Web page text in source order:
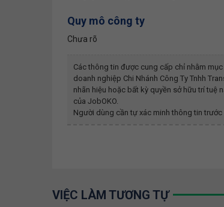
Quy mô công ty
Chưa rõ
Các thông tin được cung cấp chỉ nhằm
doanh nghiệp Chi Nhánh Công Ty Tnhh
nhãn hiệu hoặc bất kỳ quyền sở hữu trí tuệ
của JobOKO.
Người dùng cần tự xác minh thông tin
VIỆC LÀM TƯƠNG TỰ